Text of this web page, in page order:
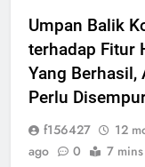
Umpan Balik
terhadap Fitur
Yang Berhasil,
Perlu
f156427
12
ago
0 7 mins